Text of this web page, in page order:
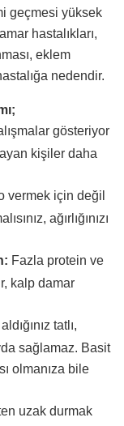
geçmesi yüksek
hastalıkları,
eklem
nedendir.
gösteriyor
kişiler daha
vermek için değil
ağırlığınızı
Fazla protein ve
kalp damar
tatlı,
sağlamaz. Basit
olmanıza bile
uzak durmak